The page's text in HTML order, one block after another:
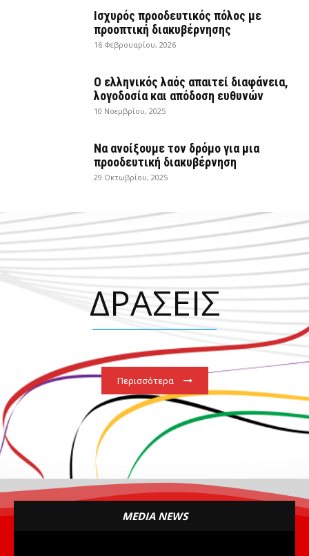
Ισχυρός προοδευτικός πόλος με
προοπτική διακυβέρνησης
16 Φεβρουαρίου, 2026
Ο ελληνικός λαός απαιτεί διαφάνεια,
λογοδοσία και απόδοση ευθυνών
10 Νοεμβρίου, 2025
Να ανοίξουμε τον δρόμο για μια
προοδευτική διακυβέρνηση
29 Οκτωβρίου, 2025
ΔΡΑΣΕΙΣ
Περισσότερα
MEDIA NEWS